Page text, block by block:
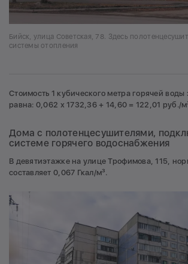
Бийск, улица Советская, 78. Здесь
системы отопления
Стоимость 1 кубического метра горячей воды
равна: 0,062 х 1732,36 + 14,60 = 122,01 руб./
Дома с полотенцесушителями,
системе горячего водоснабжения
В девятиэтажке на улице Трофимова, 115,
составляет 0,067 Гкал/м³.